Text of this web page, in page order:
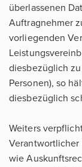
überlassenen
Auftragnehmer
vorliegenden
diesbezüglich
Personen), so
diesbezüglich
Weiters
Verantwortlicher
wie